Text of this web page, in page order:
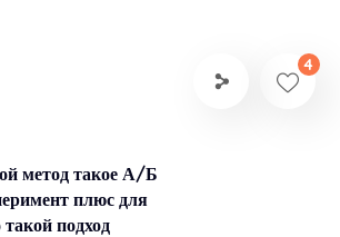
4
метод такое А/Б
плюс для
такой подход